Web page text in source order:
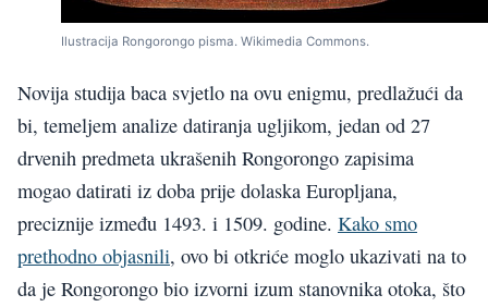
Ilustracija Rongorongo pisma. Wikimedia Commons.
Novija studija baca svjetlo na ovu enigmu, predlažući da
bi, temeljem analize datiranja ugljikom, jedan od 27
drvenih predmeta ukrašenih Rongorongo zapisima
mogao datirati iz doba prije dolaska Europljana,
preciznije između 1493. i 1509. godine. Kako smo
prethodno objasnili, ovo bi otkriće moglo ukazivati na to
da je Rongorongo bio izvorni izum stanovnika otoka, što